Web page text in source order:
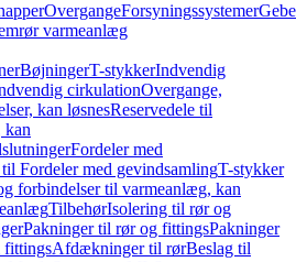
OvergangeForsyningssystemer
varmeanlæg
BøjningerT-stykkerIndvendig
cirkulationOvergange,
kan løsnesReservedele til
kan
Fordeler med
til Fordeler med gevindsamlingT-stykker
forbindelser til varmeanlæg, kan
TilbehørIsolering til rør og
Pakninger til rør og fittingsPakninger
Afdækninger til rørBeslag til